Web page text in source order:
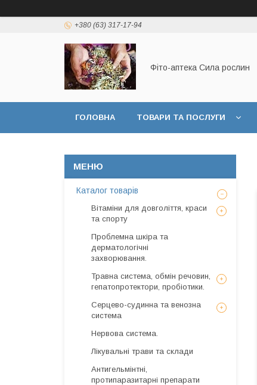
+380 (63) 317-17-94
Фіто-аптека Сила рослин
ГОЛОВНА ТОВАРИ ТА ПОСЛУГИ
Каталог товарів
Вітаміни для довголіття, краси
та спорту
Проблемна шкіра та
дерматологічні
захворювання.
Травна система, обмін речовин,
гепатопротектори, пробіотики.
Серцево-судинна та венозна
система
Нервова система.
Лікувальні трави та склади
Антигельмінтні,
протипаразитарні препарати